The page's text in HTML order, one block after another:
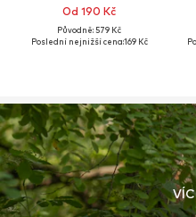
Od 190 Kč
Původně: 579 Kč
Poslední nejnižší cena:169 Kč